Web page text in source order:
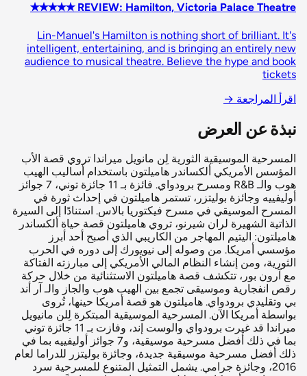
REVIEW: Hamilton, Victoria Palace Theatre ✭✭✭✭✭
Lin-Manuel's Hamilton is nothing short of brilliant. It's
intelligent, entertaining, and is bringing an entirely new
audience to musical theatre. Believe the hype and book
tickets
اقرأ المراجعة →
نبذة عن العرض
المسرحية الموسيقية الثورية لِن مانويل ميراندا تروي قصة الأب
المؤسس الأمريكي ألكساندر هاميلتون باستخدام أساليب الهيب
هوب والـ R&B ومسرح برودواي. فائزة بـ 11 جائزة توني، 7 جوائز
أوليفييه وجائزة بوليتزر، تستمر هاميلتون في إحداث ثورة في
المسرح الموسيقي في مسرح فيكتوريا بالاس. استنادًا إلى السيرة
الذاتية الشهيرة لران شيرنو، تروي هاميلتون قصة حياة ألكساندر
هاميلتون: اليتيم المهاجر من الكاريبي الذي أصبح أحد أبرز
مؤسسي أمريكا. من وصوله إلى نيويورك إلى دوره في الحرب
الثورية، ومن إنشاء النظام المالي الأمريكي إلى مبارزته الفتاكة
مع آرون بور، تتكشف قصة هاميلتون الاستثنائية من خلال حركة
رقص انفجارية وموسيقى تجمع بين الهيب هوب والجاز والـ آر أند
بي وتقليدي برودواي. هاميلتون هو قصة أمريكا حينها، تُروى
بواسطة أمريكا الآن. المسرحية الموسيقية المبتكرة لِلن مانيويل
ميراندا قد غيرت برودواي والوست إند، وفازت بـ 11 جائزة توني
بما في ذلك أفضل مسرحية موسيقية، و7 جوائز أوليفييه بما في
ذلك أفضل مسرحية موسيقية جديدة، وجائزة بوليتزر للدراما لعام
2016، وجائزة جرامي. يشمل التمثيل المتنوع للمسرحية سرد